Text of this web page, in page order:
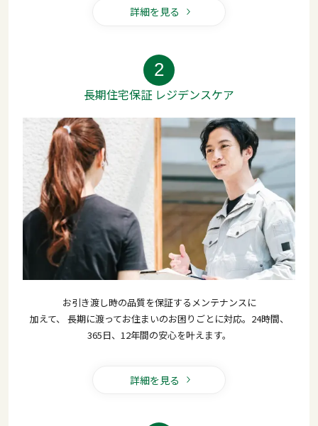
詳細を見る
2
長期住宅保証 レジデンスケア
お引き渡し時の品質を保証するメンテナンスに
加えて、 長期に渡ってお住まいのお困りごとに対応。24時間、
365日、12年間の安心を叶えます。
詳細を見る